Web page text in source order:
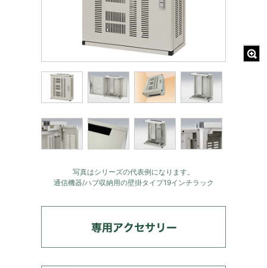
写真はシリーズの代表例になります。
通信機器/ハブ収納用の壁掛タイプ19インチラック